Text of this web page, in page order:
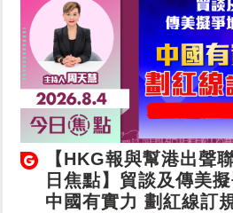
【HKG報與幫港出聲
日焦點】貿談及傳美
中國有實力 劃紅線訂